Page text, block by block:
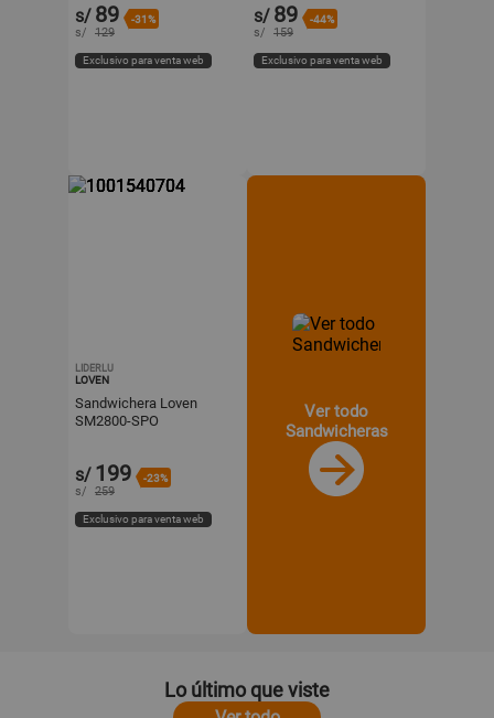
s/ 89 -31%
s/ 129
Exclusivo para venta web
s/ 89 -44%
s/ 159
Exclusivo para venta web
LIDERLU
LOVEN
Sandwichera Loven
SM2800-SPO
s/ 199 -23%
s/ 259
Exclusivo para venta web
Ver todo
Sandwicheras
Lo último que viste